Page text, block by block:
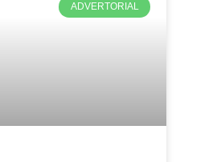
ADVERTORIAL